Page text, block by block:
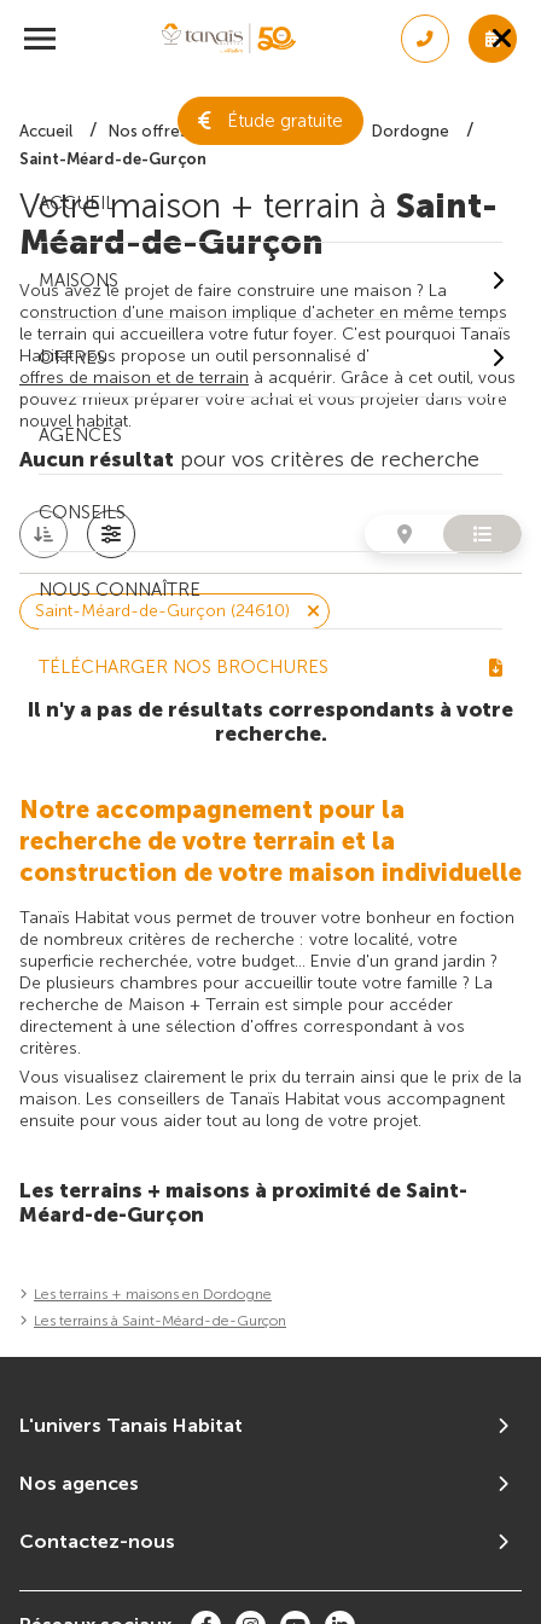
Étude gratuite
ACCUEIL
MAISONS
OFFRES
AGENCES
CONSEILS
NOUS CONNAÎTRE
TÉLÉCHARGER NOS BROCHURES
Accueil Nos offres de maison + terrain
Dordogne
Saint-Méard-de-Gurçon
Votre maison + terrain à Saint-
Méard-de-Gurçon
Vous avez le projet de faire construire une maison ? La
construction d'une maison implique d'acheter en même temps
le terrain qui accueillera votre futur foyer. C'est pourquoi Tanaïs
Habitat vous propose un outil personnalisé d'
offres de maison et de terrain à acquérir. Grâce à cet outil, vous
pouvez mieux préparer votre achat et vous projeter dans votre
nouvel habitat.
Aucun résultat pour vos critères de recherche
Saint-Méard-de-Gurçon (24610)
Il n'y a pas de résultats correspondants à votre
recherche.
Notre accompagnement pour la
recherche de votre terrain et la
construction de votre maison individuelle
Tanaïs Habitat vous permet de trouver votre bonheur en foction
de nombreux critères de recherche : votre localité, votre
superficie recherchée, votre budget... Envie d'un grand jardin ?
De plusieurs chambres pour accueillir toute votre famille ? La
recherche de Maison + Terrain est simple pour accéder
directement à une sélection d'offres correspondant à vos
critères.
Vous visualisez clairement le prix du terrain ainsi que le prix de la
maison. Les conseillers de Tanaïs Habitat vous accompagnent
ensuite pour vous aider tout au long de votre projet.
Les terrains + maisons à proximité de Saint-
Méard-de-Gurçon
Les terrains + maisons en Dordogne
Les terrains à Saint-Méard-de-Gurçon
L'univers Tanais Habitat
Nos agences
Contactez-nous